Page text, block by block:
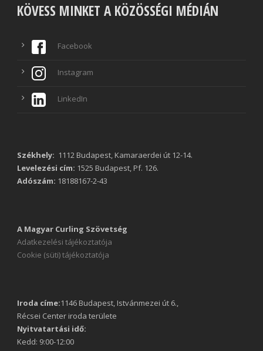
KÖVESS MINKET A KÖZÖSSÉGI MÉDIÁN
Facebook
Instagram
LinkedIn
Székhely: 1112 Budapest, Kamaraerdei út 12-14.
Levelezési cím: 1525 Budapest, Pf. 126.
Adószám: 18188167-2-43
A Magyar Curling Szövetség
Adatkezelési tájékoztatója
Cookie (süti) tájékoztatója
Iroda címe:1146 Budapest, Istvánmezei út 6.,
Récsei Center iroda területe
Nyitvatartási idő:
Kedd: 9:00-12:00